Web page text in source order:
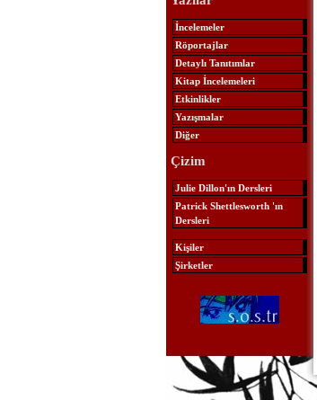
İncelemeler
Röportajlar
Detaylı Tanıtımlar
Kitap İncelemeleri
Etkinlikler
Yazışmalar
Diğer
Çizim
Julie Dillon'ın Dersleri
Patrick Shettlesworth 'ın
Dersleri
Kişiler
Şirketler